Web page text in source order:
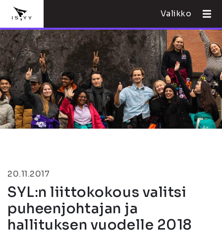
Valikko
20.11.2017
SYL:n liittokokous valitsi
puheenjohtajan ja
hallituksen vuodelle 2018